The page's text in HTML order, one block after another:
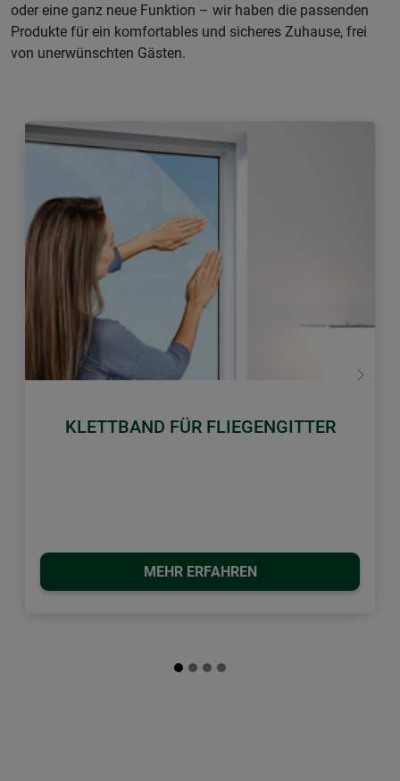
oder eine ganz neue Funktion – wir haben die passenden
Produkte für ein komfortables und sicheres Zuhause, frei
von unerwünschten Gästen.
KLETTBAND FÜR FLIEGENGITTER
MEHR ERFAHREN
Zurück Weiter